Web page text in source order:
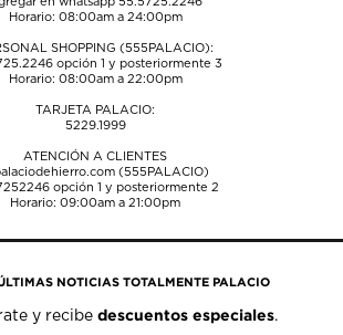
Horario: 08:00am a 24:00pm
SHOPPING (555PALACIO):
opción 1 y posteriormente 3
Horario: 08:00am a 22:00pm
TARJETA PALACIO:
5229.1999
ATENCIÓN A CLIENTES
(555PALACIO)
opción 1 y posteriormente 2
Horario: 09:00am a 21:00pm
NOTICIAS TOTALMENTE PALACIO
y recibedescuentos especiales.